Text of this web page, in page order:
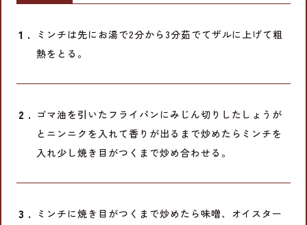
ミンチは先にお湯で2分から3分茹でてザルに上げて粗
熱をとる。
ゴマ油を引いたフライパンにみじん切りしたしょうが
とニンニクを入れて香りが出るまで炒めたらミンチを
入れ少し焼き目がつくまで炒め合わせる。
ミンチに焼き目がつくまで炒めたら味噌、オイスター